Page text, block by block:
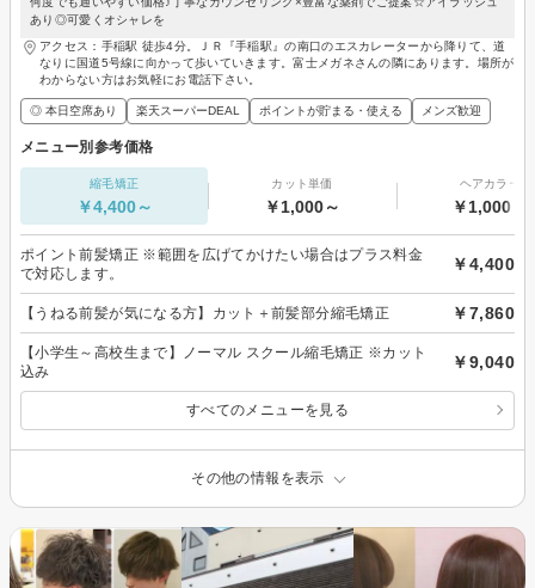
あり◎可愛くオシャレを
アクセス：手稲駅 徒歩4分。ＪＲ『手稲駅』の南口のエスカレーターから降りて、道
なりに国道5号線に向かって歩いていきます。富士メガネさんの隣にあります。場所が
わからない方はお気軽にお電話下さい。
◎ 本日空席あり 楽天スーパーDEAL ポイントが貯まる・使える メンズ歓迎
メニュー別参考価格
縮毛矯正
￥4,400～
カット単価
￥1,000～
ヘアカラー
￥1,000～
ポイント前髪矯正 ※範囲を広げてかけたい場合はプラス料金
で対応します。
￥4,400
【うねる前髪が気になる方】カット＋前髪部分縮毛矯正 ￥7,860
【小学生～高校生まで】ノーマル スクール縮毛矯正 ※カット
込み
￥9,040
すべてのメニューを見る
その他の情報を表示